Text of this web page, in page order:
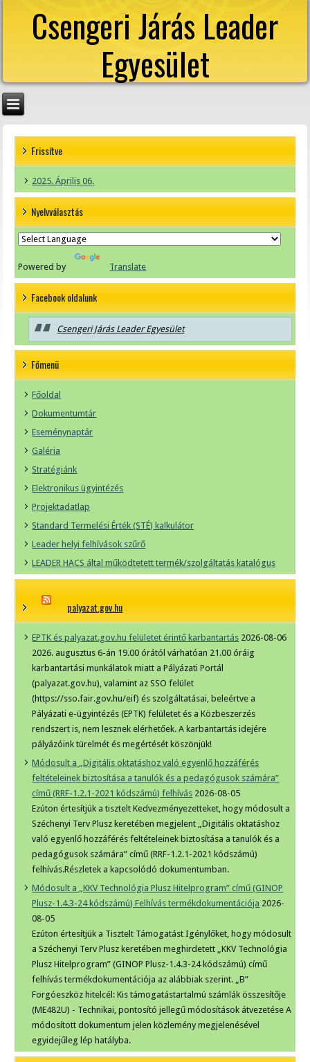
Csengeri Járás Leader
Egyesület
Frissítve
2025. Április 06.
Nyelvválasztás
Powered by Translate
Facebook oldalunk
Csengeri Járás Leader Egyesület
Főmenü
Főoldal
Dokumentumtár
Eseménynaptár
Galéria
Stratégiánk
Elektronikus ügyintézés
Projektadatlap
Standard Termelési Érték (STÉ) kalkulátor
Leader helyi felhívások szűrő
LEADER HACS által működtetett termék/szolgáltatás katalógus
palyazat.gov.hu
EPTK és palyazat.gov.hu felületet érintő karbantartás 2026-08-06
2026. augusztus 6-án 19.00 órától várhatóan 21.00 óráig
karbantartási munkálatok miatt a Pályázati Portál
(palyazat.gov.hu), valamint az SSO felület
(https://sso.fair.gov.hu/eif) és szolgáltatásai, beleértve a
Pályázati e-ügyintézés (EPTK) felületet és a Közbeszerzés
rendszert is, nem lesznek elérhetőek. A karbantartás idejére
pályázóink türelmét és megértését köszönjük!
Módosult a „Digitális oktatáshoz való egyenlő hozzáférés
feltételeinek biztosítása a tanulók és a pedagógusok számára”
című (RRF-1.2.1-2021 kódszámú) felhívás 2026-08-05
Ezúton értesítjük a tisztelt Kedvezményezetteket, hogy módosult a
Széchenyi Terv Plusz keretében megjelent „Digitális oktatáshoz
való egyenlő hozzáférés feltételeinek biztosítása a tanulók és a
pedagógusok számára” című (RRF-1.2.1-2021 kódszámú)
felhívás.Részletek a kapcsolódó dokumentumban.
Módosult a „KKV Technológia Plusz Hitelprogram” című (GINOP
Plusz-1.4.3-24 kódszámú) Felhívás termékdokumentációja 2026-
08-05
Ezúton értesítjük a Tisztelt Támogatást Igénylőket, hogy módosult
a Széchenyi Terv Plusz keretében meghirdetett „KKV Technológia
Plusz Hitelprogram” (GINOP Plusz-1.4.3-24 kódszámú) című
felhívás termékdokumentációja az alábbiak szerint. „B”
Forgóeszköz hitelcél: Kis támogatástartalmú számlák összesítője
(ME482U) - Technikai, pontosító jellegű módosítások átvezetése A
módosított dokumentum jelen közlemény megjelenésével
egyidejűleg lép hatályba.